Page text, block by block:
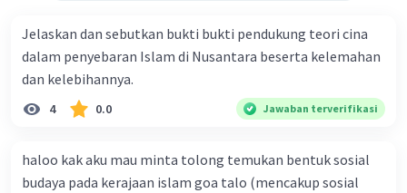
Jelaskan dan sebutkan bukti bukti pendukung teori cina
dalam penyebaran Islam di Nusantara beserta kelemahan
dan kelebihannya.
4 0.0 Jawaban terverifikasi
haloo kak aku mau minta tolong temukan bentuk sosial
budaya pada kerajaan islam goa talo (mencakup sosial